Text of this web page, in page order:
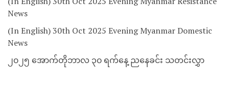
News
(In English) 30th Oct 2025 Evening Myanmar Domestic
News
၂၀၂၅ အောက်တိုဘာလ ၃၀ ရက်နေ့ ညနေခင်း သတင်းလွှာ